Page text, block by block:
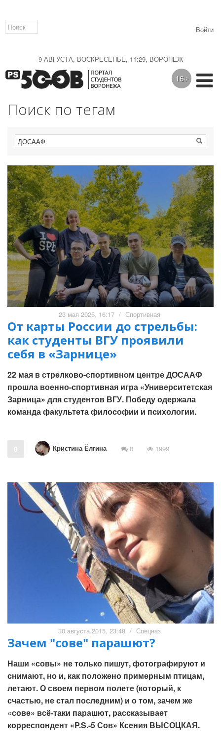
9 АВГУСТА, ВОСКРЕСЕНЬЕ, 11:29, ВОРОНЕЖ
Войти
16+
Поиск по тегам
23 мая 2025, 16:17 / Спортивная
От карты России до стрельбы:
как студенты ВГУ проявили
себя в «Зарнице»
22 мая в стрелково-спортивном центре ДОСААФ
прошла военно-спортивная игра «Университетская
Зарница» для студентов ВГУ. Победу одержала
команда факультета философии и психологии.
0 Кристина Ёлгина 0 1999
30 августа 2015, 23:48 / Спецназ
Зачем "сове" парашют?
Наши «совы» не только пишут, фотографируют и
снимают, но и, как положено примерным птицам,
летают. О своем первом полете (который, к
счастью, не стал последним) и о том, зачем же
«сове» всё-таки парашют, рассказывает
корреспондент «P.S.-5 Сов» Ксения ВЫСОЦКАЯ.